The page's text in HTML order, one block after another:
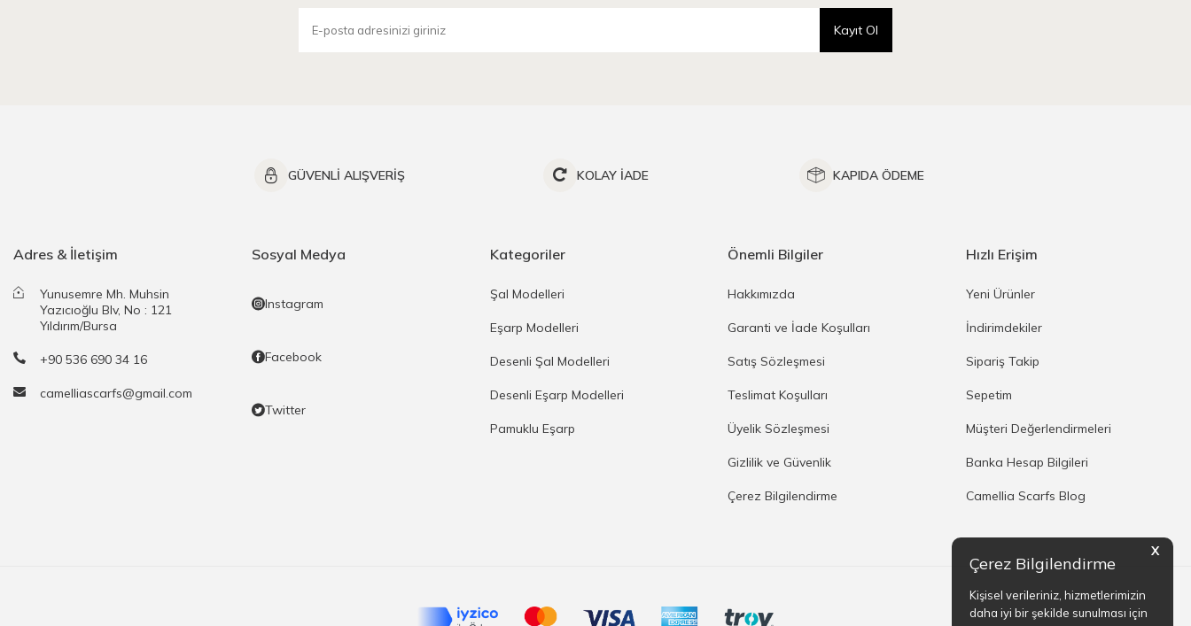
X
Çerez Bilgilendirme
Kişisel verileriniz, hizmetlerimizin
daha iyi bir şekilde sunulması için
Kayıt Ol
GÜVENLİ ALIŞVERİŞ KOLAY İADE KAPIDA ÖDEME
Adres & İletişim
Yunusemre Mh. Muhsin
Yazıcıoğlu Blv, No : 121
Yıldırım/Bursa
+90 536 690 34 16
camelliascarfs@gmail.com
Sosyal Medya
Instagram
Facebook
Twitter
Kategoriler
Şal Modelleri
Eşarp Modelleri
Desenli Şal Modelleri
Desenli Eşarp Modelleri
Pamuklu Eşarp
Önemli Bilgiler
Hakkımızda
Garanti ve İade Koşulları
Satış Sözleşmesi
Teslimat Koşulları
Üyelik Sözleşmesi
Gizlilik ve Güvenlik
Çerez Bilgilendirme
Hızlı Erişim
Yeni Ürünler
İndirimdekiler
Sipariş Takip
Sepetim
Müşteri Değerlendirmeleri
Banka Hesap Bilgileri
Camellia Scarfs Blog